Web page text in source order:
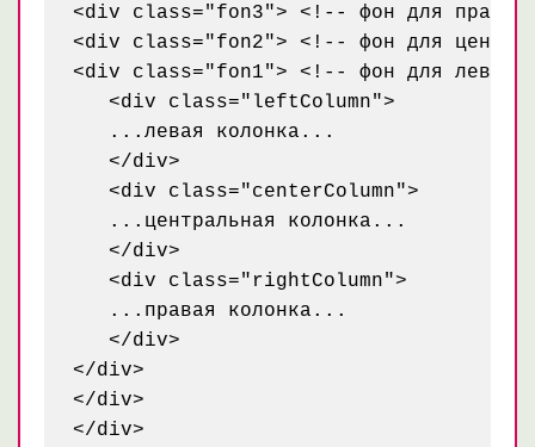
<div class="fon3"> <!-- фон для правой
<div class="fon2"> <!-- фон для
<div class="fon1"> <!-- фон для левой
<div class="leftColumn">
...левая колонка...
</div>
<div class="centerColumn">
...центральная колонка...
</div>
<div class="rightColumn">
...правая колонка...
</div>
</div>
</div>